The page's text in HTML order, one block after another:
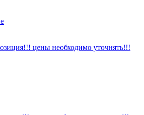
цены необходимо уточнять!!!